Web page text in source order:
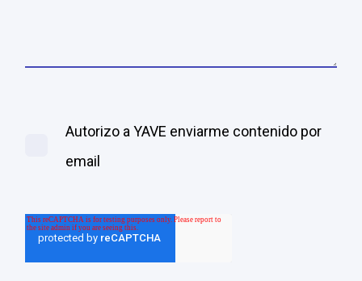
Autorizo a YAVE enviarme contenido por
email